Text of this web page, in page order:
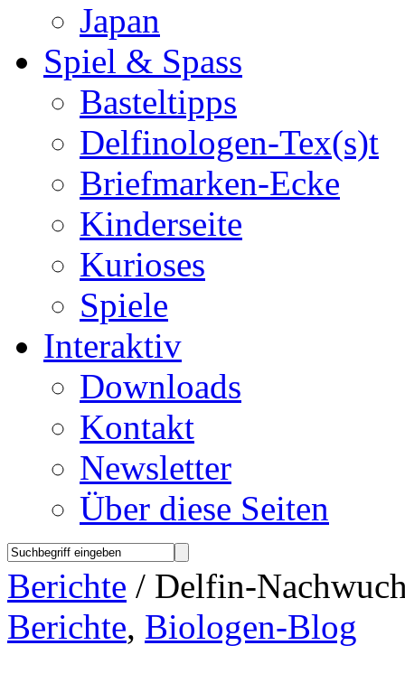
Japan
Spiel & Spass
Basteltipps
Delfinologen-Tex(s)t
Briefmarken-Ecke
Kinderseite
Kurioses
Spiele
Interaktiv
Downloads
Kontakt
Newsletter
Über diese Seiten
Berichte / Delfin-
Berichte, Biologen-Blog